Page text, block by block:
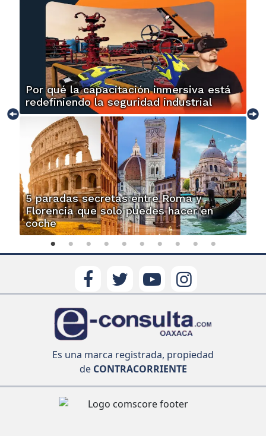
Por qué la capacitación inmersiva está
redefiniendo la seguridad industrial
5 paradas secretas entre Roma y
Florencia que solo puedes hacer en
coche
Es una marca registrada, propiedad
deCONTRACORRIENTE